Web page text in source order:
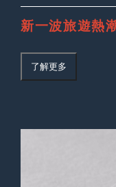
新一波旅遊熱
了解更多